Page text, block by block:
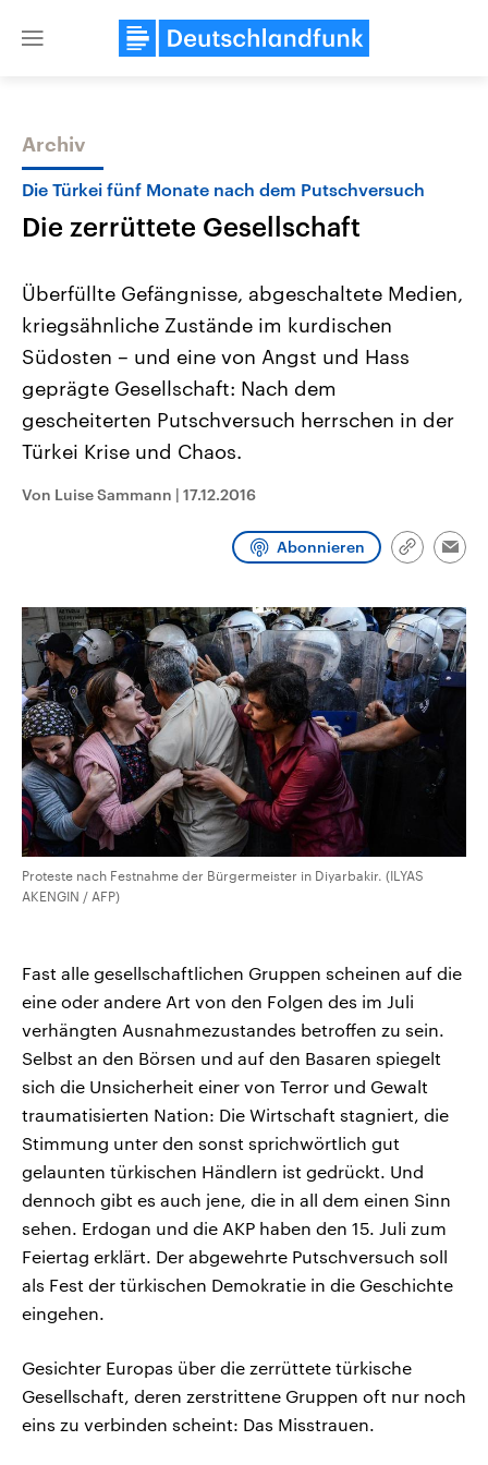
Close
Themen
Landtagswahl Sachsen-Anhalt
2026
Alle Informationen
Sachsen-Anhalt wählt am 6.
September 2026 einen neuen
Bundesland von einer Koalition aus
CDU, SPD und FDP regiert.-
Wahlprogramme, aktuelle Berichte
und Hintergründe zu den Parteien
USA
Aktuelle Beiträge,
Hintergründe
Wirtschaftlich und
Programm Podcasts
Audio-Archiv
Archiv
Die Türkei fünf Monate nach dem Putschversuch
Die zerrüttete Gesellschaft
Überfüllte Gefängnisse, abgeschaltete Medien,
kriegsähnliche Zustände im kurdischen
Südosten – und eine von Angst und Hass
geprägte Gesellschaft: Nach dem
gescheiterten Putschversuch herrschen in der
Türkei Krise und Chaos.
Von Luise Sammann | 17.12.2016
Abonnieren
Link
Proteste nach Festnahme der Bürgermeister in Diyarbakir. (ILYAS
AKENGIN / AFP)
Fast alle gesellschaftlichen Gruppen scheinen auf die
eine oder andere Art von den Folgen des im Juli
verhängten Ausnahmezustandes betroffen zu sein.
Selbst an den Börsen und auf den Basaren spiegelt
sich die Unsicherheit einer von Terror und Gewalt
traumatisierten Nation: Die Wirtschaft stagniert, die
Stimmung unter den sonst sprichwörtlich gut
gelaunten türkischen Händlern ist gedrückt. Und
dennoch gibt es auch jene, die in all dem einen Sinn
sehen. Erdogan und die AKP haben den 15. Juli zum
Feiertag erklärt. Der abgewehrte Putschversuch soll
als Fest der türkischen Demokratie in die Geschichte
eingehen.
Gesichter Europas über die zerrüttete türkische
Gesellschaft, deren zerstrittene Gruppen oft nur noch
eins zu verbinden scheint: Das Misstrauen.